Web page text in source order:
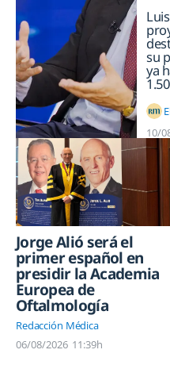
su
ya
10/
Jorge Alió será el
primer español en
presidir la Academia
Europea de
Oftalmología
Redacción Médica
06/08/2026 11:39h